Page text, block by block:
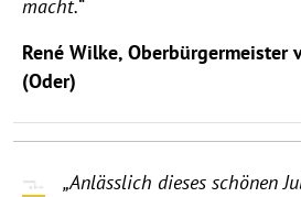
macht.“
René Wilke, Oberbürgermeister
(Oder)
„Anlässlich dieses schönen